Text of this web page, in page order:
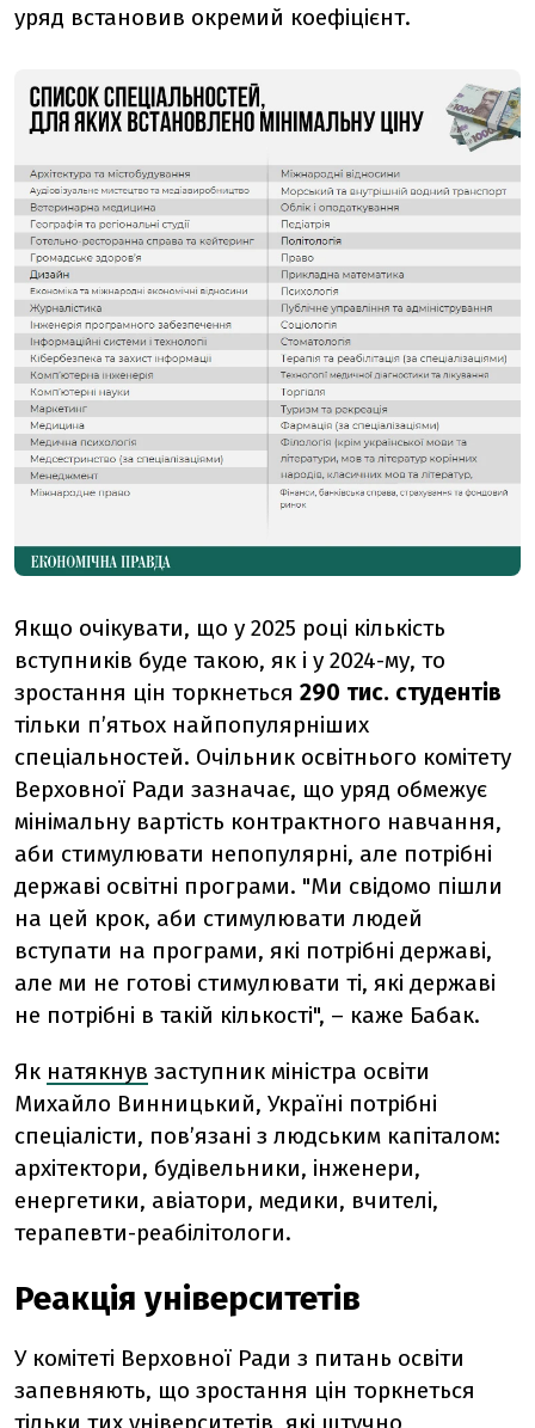
уряд встановив окремий коефіцієнт.
Якщо очікувати, що у 2025 році кількість
вступників буде такою, як і у 2024-му, то
зростання цін торкнеться 290 тис. студентів
тільки пʼятьох найпопулярніших
спеціальностей. Очільник освітнього комітету
Верховної Ради зазначає, що уряд обмежує
мінімальну вартість контрактного навчання,
аби стимулювати непопулярні, але потрібні
державі освітні програми. "Ми свідомо пішли
на цей крок, аби стимулювати людей
вступати на програми, які потрібні державі,
але ми не готові стимулювати ті, які державі
не потрібні в такій кількості", – каже Бабак.
Як натякнув заступник міністра освіти
Михайло Винницький, Україні потрібні
спеціалісти, пов’язані з людським капіталом:
архітектори, будівельники, інженери,
енергетики, авіатори, медики, вчителі,
терапевти-реабілітологи.
Реакція університетів
У комітеті Верховної Ради з питань освіти
запевняють, що зростання цін торкнеться
тільки тих університетів, які штучно